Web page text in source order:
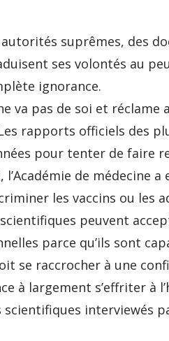
suprêmes, des
ses volontés au
ignorance.
va pas de soi et
rapports officiels des
pour tenter de faire
de médecine
les vaccins ou les
peuvent
parce qu’ils sont
se raccrocher à une
à largement s’effriter à
interviewés